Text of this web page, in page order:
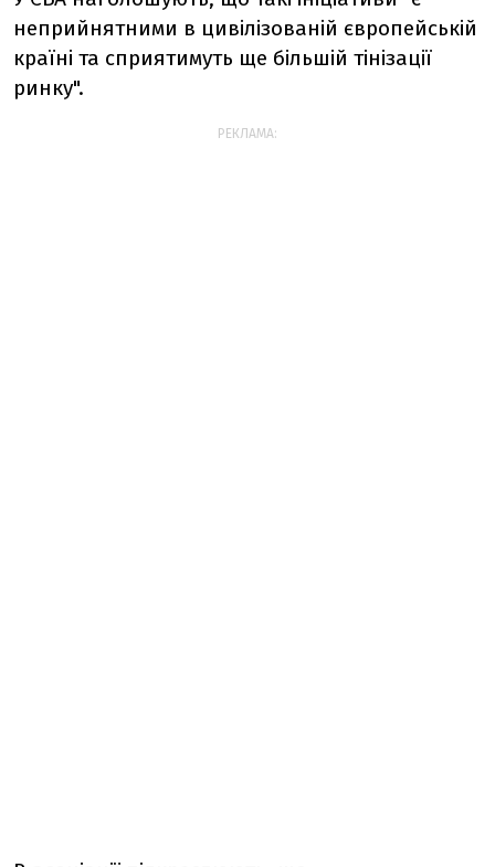
неприйнятними в цивілізованій європейській
країні та сприятимуть ще більшій тінізації
ринку".
РЕКЛАМА: